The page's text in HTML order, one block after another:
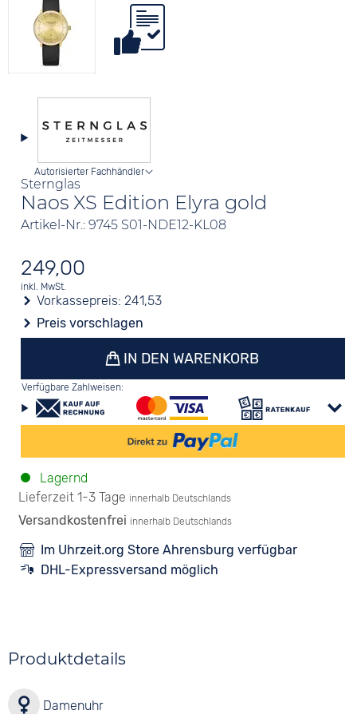
Sternglas
Naos XS Edition Elyra gold
Artikel-Nr.: 9745 S01-NDE12-KL08
Autorisierter Fachhändler
249,00
inkl. MwSt.
Vorkassepreis:241,53
Preis vorschlagen
IN DEN WARENKORB
Verfügbare Zahlweisen:
Lagernd
Lieferzeit 1-3 Tage innerhalb Deutschlands
Versandkostenfrei innerhalb Deutschlands
Im Uhrzeit.org Store Ahrensburg verfügbar
DHL-Expressversand möglich
Produktdetails
Damenuhr